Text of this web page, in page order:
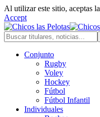
Al utilizar este sitio, aceptas la
Accept
Conjunto
Rugby
Voley
Hockey
Fútbol
Fútbol Infantil
Individuales